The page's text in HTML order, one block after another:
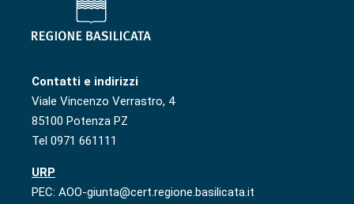
Contatti e indirizzi
Viale Vincenzo Verrastro, 4
85100 Potenza PZ
Tel 0971 661111
URP
PEC: AOO-giunta@cert.regione.basilicata.it